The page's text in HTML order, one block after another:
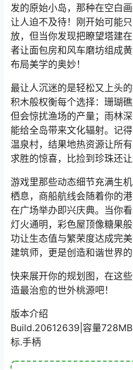
发的原始小岛，那种在空白
让人迫不及待！刚开始可能
放，但当你发现把瞭望塔建
者让面包房和风车磨坊组成
布局美学的奥妙！
最让人沉迷的是轻松又上头
积木般权衡每个选择：珊瑚
但会惊扰渔场的产量；雨林
能给全岛带来文化辐射。记
温泉村，结果地热资源让所
求胜的惊喜，比捡到珍珠还让
游戏里那些动态细节充满生
栖息，商船航线会随着你的
在广场举办即兴庆典。当你
灯火通明，彩色屋顶像糖果
功让生态值与繁荣度达成完
建筑师，更是创造和谐世界的
快来展开你的规划图，在这
造最治愈的世外桃源吧！
版本介绍
Build.20612639|容量
标.手柄